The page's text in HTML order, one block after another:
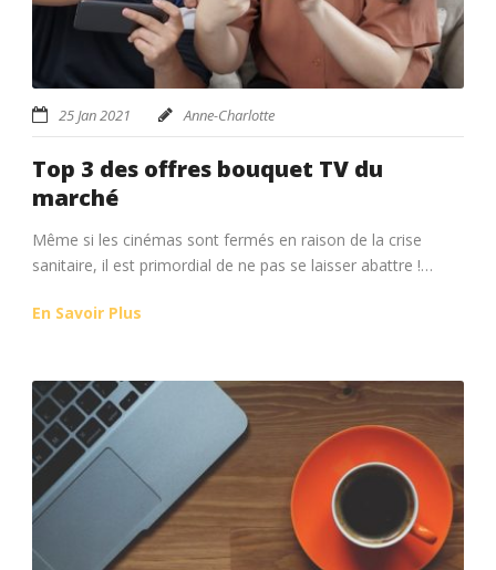
25 Jan 2021 Anne-Charlotte
Top 3 des offres bouquet TV du
marché
Même si les cinémas sont fermés en raison de la crise
sanitaire, il est primordial de ne pas se laisser abattre !…
En Savoir Plus